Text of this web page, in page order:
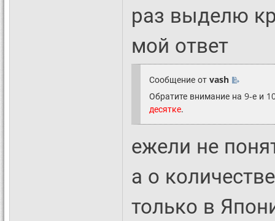
раз выделю
мой ответ
Сообщение от vash
Обратите внимание на 9-е и
десятке.
ежели не
а о
только в